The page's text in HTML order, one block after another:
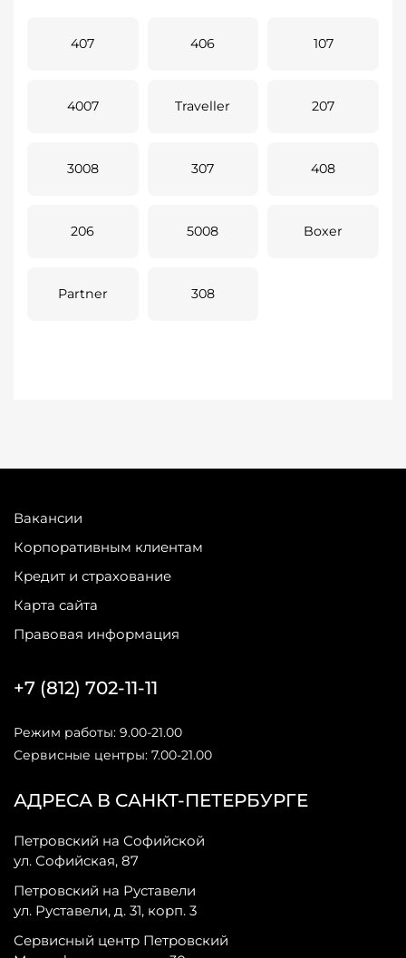
407 406 107
4007 Traveller 207
3008 307 408
206 5008 Boxer
Partner 308
Вакансии
Корпоративным клиентам
Кредит и страхование
Карта сайта
Правовая информация
АДРЕСА В САНКТ-ПЕТЕРБУРГЕ
Петровский на Софийской
ул. Софийская, 87
Петровский на Руставели
ул. Руставели, д. 31, корп. 3
Сервисный центр Петровский
+7 (812) 702-11-11
Режим работы: 9.00-21.00
Сервисные центры: 7.00-21.00